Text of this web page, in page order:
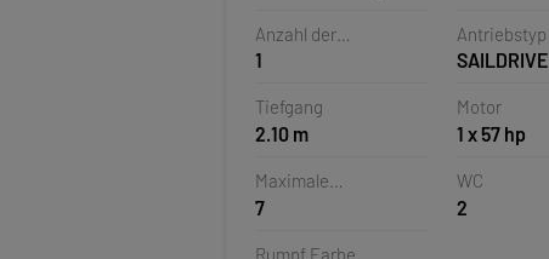
Anzahl der
Ruderblätter
1
Antriebstyp
SAILDRIVE
Tiefgang
2.10 m
Motor
1 x 57 hp
Maximale
Personenanzahl
7
WC
2
Rumpf Farbe